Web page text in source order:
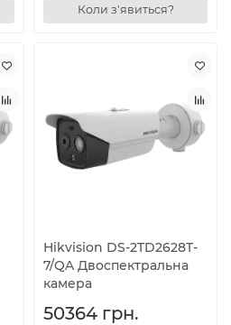
Коли з'явиться?
Hikvision DS-2TD2628T-
7/QA Двоспектральна
камера
50364 грн.